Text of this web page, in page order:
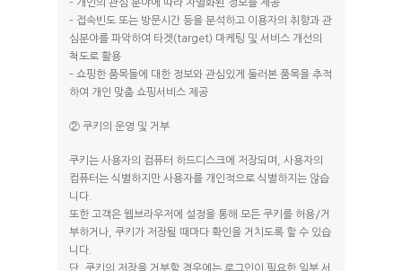
– 개인의 관심 분야에 따라 차별화된 정보를 제공
– 접속빈도 또는 방문시간 등을 분석하고 이용자의 취향과 관
심분야를 파악하여 타겟(target) 마케팅 및 서비스 개선의
척도로 활용
– 쇼핑한 품목들에 대한 정보와 관심있게 둘러본 품목을 추적
하여 개인 맞춤 쇼핑서비스 제공
② 쿠키의 운영 및 거부
쿠키는 사용자의 컴퓨터 하드디스크에 저장되며, 사용자의
컴퓨터는 식별하지만 사용자를 개인적으로 식별하지는 않습
니다.
또한 고객은 웹브라우저에 설정을 통해 모든 쿠키를 허용/거
부하거나, 쿠키가 저장될 때마다 확인을 거치도록 할 수 있습
니다.
단, 쿠키의 저장을 거부할 경우에는 로그인이 필요한 일부 서